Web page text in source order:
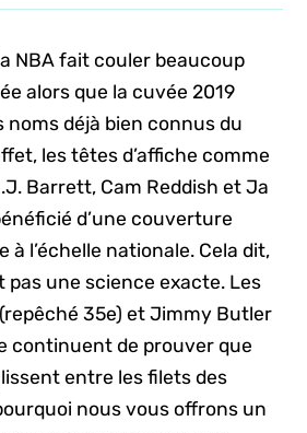
NBA fait couler beaucoup
alors que la cuvée 2019
déjà bien connus du
les têtes d’affiche comme
Barrett, Cam Reddish et Ja
d’une couverture
à l’échelle nationale. Cela dit,
pas une science exacte. Les
35e) et Jimmy Butler
continuent de prouver que
entre les filets des
nous vous offrons un